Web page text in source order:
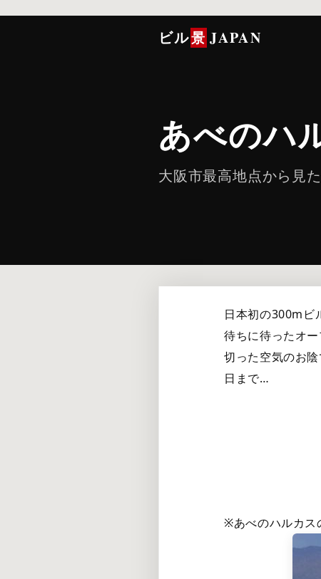
ビル景 JAPAN
あべのハ
大阪市最高地点から見
日本初の300mビ
待ちに待ったオ
切った空気のお
日まで…
※あべのハルカス